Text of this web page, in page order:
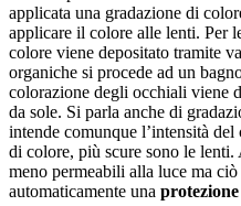
applicata una gradazione di
applicare il colore alle lenti. Per
colore viene depositato tramite
organiche si procede ad un
colorazione degli occhiali viene
da sole. Si parla anche di
intende comunque l’intensità
di colore, più scure sono le
meno permeabili alla luce ma
automaticamente una